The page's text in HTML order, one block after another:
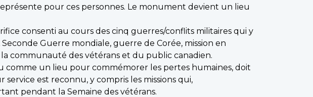
pour ces personnes. Le monument devient un lieu
consenti au cours des cinq guerres/conflits militaires qui y
Guerre mondiale, guerre de Corée, mission en
communauté des vétérans et du public canadien.
comme un lieu pour commémorer les pertes humaines, doit
est reconnu, y compris les missions qui,
pendant la Semaine des vétérans.